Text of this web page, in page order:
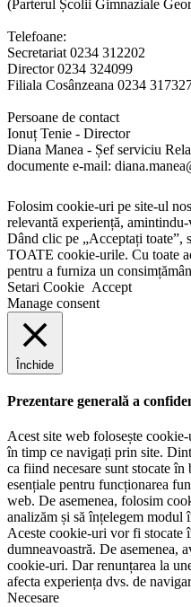
(Parterul Școlii Gimnaziale
Telefoane:
Secretariat 0234 312202
Director 0234 324099
Filiala Cosânzeana 0234
Persoane de contact
Ionuț Tenie - Director
Diana Manea - Șef serviciu
documente e-mail:
Folosim cookie-uri pe site-ul
relevantă experiență,
Dând clic pe „Acceptați toate”,
TOATE cookie-urile. Cu toate
pentru a furniza un
Setari Cookie Accept
Manage consent
Închide
Prezentare generală a
Acest site web folosește
în timp ce navigați prin site.
ca fiind necesare sunt stocate
esențiale pentru funcționarea
web. De asemenea, folosim
analizăm și să înțelegem modul
Aceste cookie-uri vor fi stocate
dumneavoastră. De asemenea,
cookie-uri. Dar renunțarea la
afecta experiența dvs. de
Necesare